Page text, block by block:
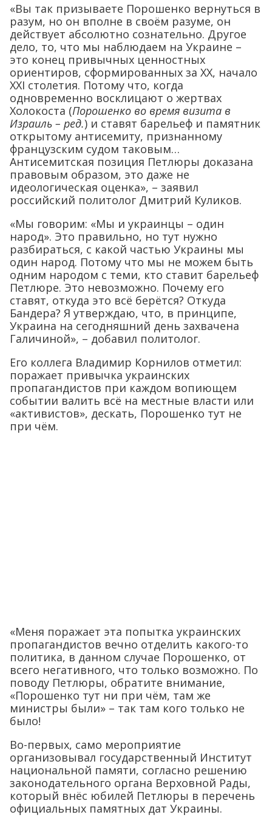
«Вы так призываете Порошенко вернуться в
разум, но он вполне в своём разуме, он
действует абсолютно сознательно. Другое
дело, то, что мы наблюдаем на Украине –
это конец привычных ценностных
ориентиров, сформированных за XX, начало
XXI столетия. Потому что, когда
одновременно восклицают о жертвах
Холокоста (Порошенко во время визита в
Израиль – ред.) и ставят барельеф и памятник
открытому антисемиту, признанному
французским судом таковым…
Антисемитская позиция Петлюры доказана
правовым образом, это даже не
идеологическая оценка», – заявил
российский политолог Дмитрий Куликов.
«Мы говорим: «Мы и украинцы – один
народ». Это правильно, но тут нужно
разбираться, с какой частью Украины мы
один народ. Потому что мы не можем быть
одним народом с теми, кто ставит барельеф
Петлюре. Это невозможно. Почему его
ставят, откуда это всё берётся? Откуда
Бандера? Я утверждаю, что, в принципе,
Украина на сегодняшний день захвачена
Галичиной», – добавил политолог.
Его коллега Владимир Корнилов отметил:
поражает привычка украинских
пропагандистов при каждом вопиющем
событии валить всё на местные власти или
«активистов», дескать, Порошенко тут не
при чём.
«Меня поражает эта попытка украинских
пропагандистов вечно отделить какого-то
политика, в данном случае Порошенко, от
всего негативного, что только возможно. По
поводу Петлюры, обратите внимание,
«Порошенко тут ни при чём, там же
министры были» – так там кого только не
было!
Во-первых, само мероприятие
организовывал государственный Институт
национальной памяти, согласно решению
законодательного органа Верховной Рады,
который внёс юбилей Петлюры в перечень
официальных памятных дат Украины.